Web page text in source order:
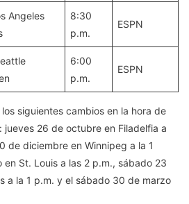
Angeles
8:30
p.m.
ESPN
6:00
p.m.
ESPN
siguientes cambios en la hora de
jueves 26 de octubre en Filadelfia a
de diciembre en Winnipeg a la 1
St. Louis a las 2 p.m., sábado 23
a la 1 p.m. y el sábado 30 de marzo